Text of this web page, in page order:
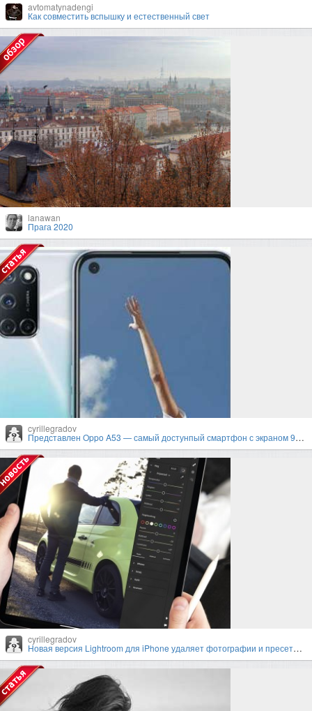
avtomatynadengi
Как совместить вспышку и естественный свет
lanawan
Прага 2020
cyrillegradov
Представлен Oppo A53 — самый достунпый смартфон с экраном 90 Гц
cyrillegradov
Новая версия Lightroom для iPhone удаляет фотографии и пресеты пользователей